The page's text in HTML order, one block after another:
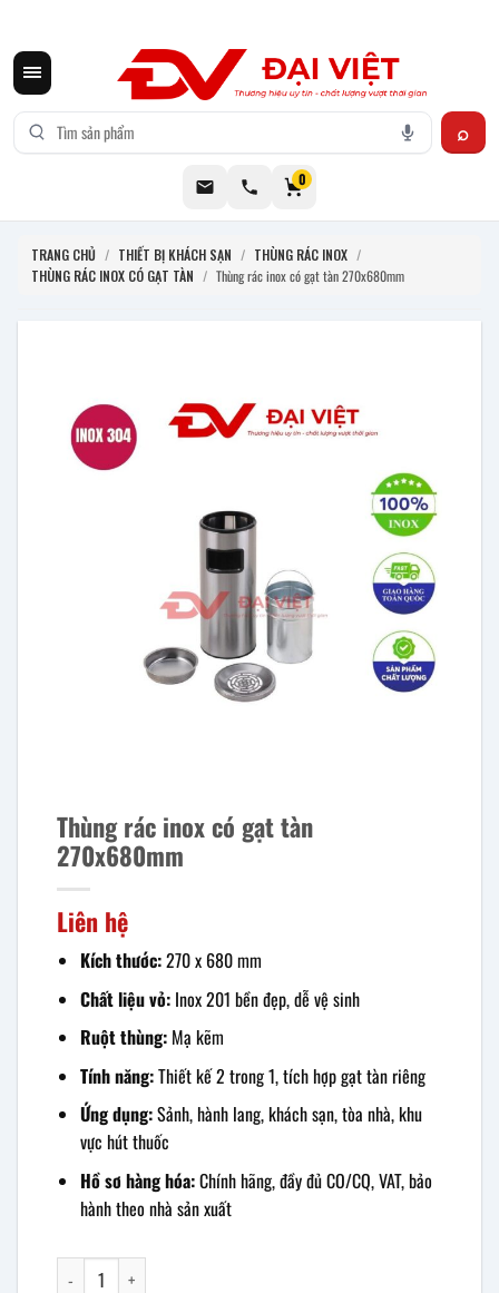
0
TRANG CHỦ / THIẾT BỊ KHÁCH SẠN / THÙNG RÁC INOX /
THÙNG RÁC INOX CÓ GẠT TÀN / Thùng rác inox có gạt tàn 270x680mm
Thùng rác inox có gạt tàn
270x680mm
Liên hệ
Kích thước:270 x 680 mm
Chất liệu vỏ:Inox 201 bền đẹp, dễ vệ sinh
Ruột thùng:Mạ kẽm
Tính năng:Thiết kế 2 trong 1, tích hợp gạt tàn riêng
Ứng dụng:Sảnh, hành lang, khách sạn, tòa nhà, khu
vực hút thuốc
Hồ sơ hàng hóa:Chính hãng, đầy đủ CO/CQ, VAT, bảo
hành theo nhà sản xuất
Thùng rác inox có gạt tàn 270x680mm số lượng